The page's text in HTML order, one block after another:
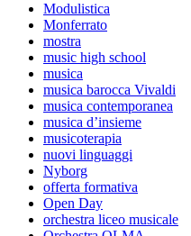
Modulistica
Monferrato
mostra
music high school
musica
musica barocca Vivaldi
musica contemporanea
musica d’insieme
musicoterapia
nuovi linguaggi
Nyborg
offerta formativa
Open Day
orchestra liceo musicale